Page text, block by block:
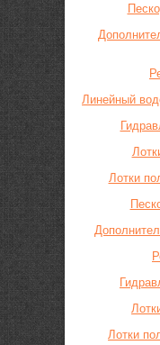
Линейный
Лотки
Лотки